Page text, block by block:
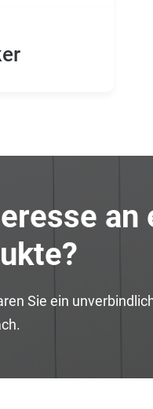
an
Sie ein